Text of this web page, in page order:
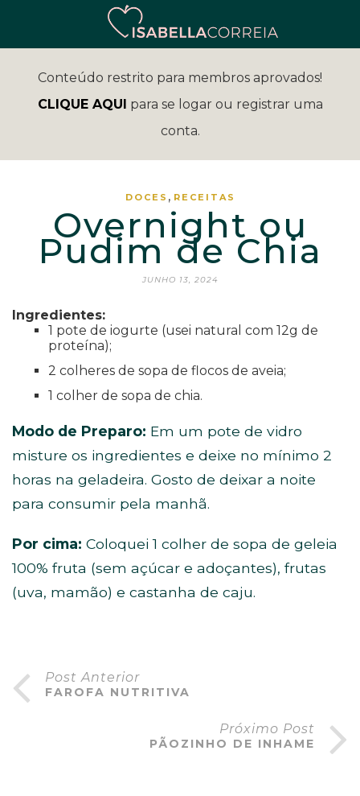
Conteúdo restrito para membros aprovados!
CLIQUE AQUI para se logar ou registrar uma
conta.
DOCES , RECEITAS
Overnight ou
Pudim de Chia
JUNHO 13, 2024
Ingredientes:
1 pote de iogurte (usei natural com 12g de
proteína);
2 colheres de sopa de flocos de aveia;
1 colher de sopa de chia.
Modo de Preparo: Em um pote de vidro
misture os ingredientes e deixe no mínimo 2
horas na geladeira. Gosto de deixar a noite
para consumir pela manhã.
Por cima: Coloquei 1 colher de sopa de geleia
100% fruta (sem açúcar e adoçantes), frutas
(uva, mamão) e castanha de caju.
Post Anterior
FAROFA NUTRITIVA
Próximo Post
PÃOZINHO DE INHAME